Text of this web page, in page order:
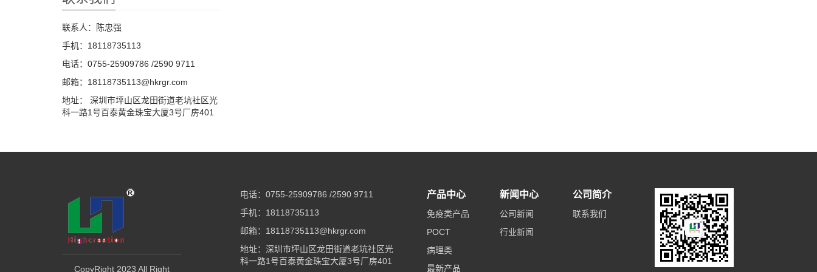
联系人：陈忠强
手机：18118735113
电话：0755-25909786 /2590 9711
邮箱：18118735113@hkrgr.com
地址： 深圳市坪山区龙田街道老坑社区光
科一路1号百泰黄金珠宝大厦3号厂房401
CopyRight 2023 All Right
电话：0755-25909786 /2590 9711
手机：18118735113
邮箱：18118735113@hkrgr.com
地址：深圳市坪山区龙田街道老坑社区光
科一路1号百泰黄金珠宝大厦3号厂房401
产品中心
免疫类产品
POCT
病理类
最新产品
新闻中心
公司新闻
行业新闻
公司简介
联系我们